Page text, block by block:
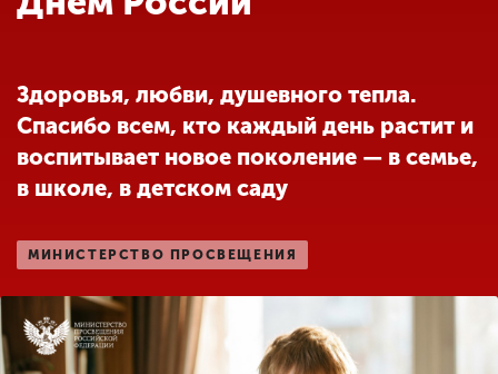
Международная
деятельность
деятельности
Студенческая жизнь
Здоровья, любви, душевного тепла.
Спасибо всем, кто каждый день растит и
воспитывает новое поколение — в семье,
в школе, в детском саду
МИНИСТЕРСТВО ПРОСВЕЩЕНИЯ